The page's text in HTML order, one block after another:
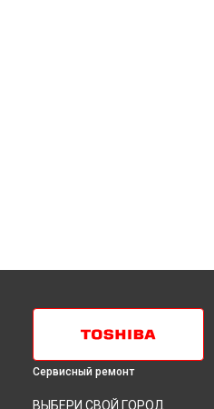
Сервисный ремонт
ВЫБЕРИ СВОЙ ГОРОД